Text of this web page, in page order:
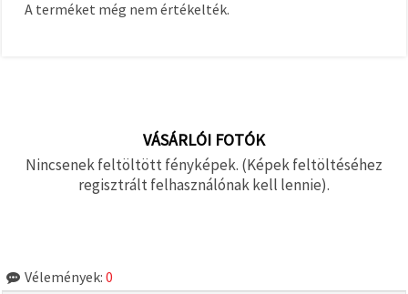
A terméket még nem értékelték.
VÁSÁRLÓI FOTÓK
Nincsenek feltöltött fényképek. (Képek feltöltéséhez
regisztrált felhasználónak kell lennie).
Vélemények: 0